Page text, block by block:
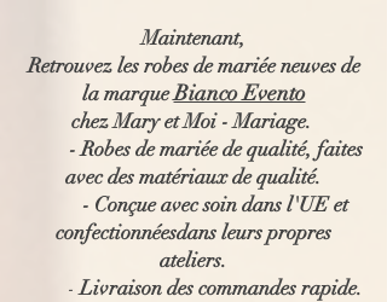
Maintenant,
Retrouvez les robes de mariée neuves de
la marqueBianco Evento
chez Mary et Moi - Mariage.
- Robes de mariée de qualité, faites
avec des matériaux de qualité.
- Conçue avec soin dans l'UE et
confectionnéesdans leurs propres
ateliers.
-Livraison des commandes rapide.